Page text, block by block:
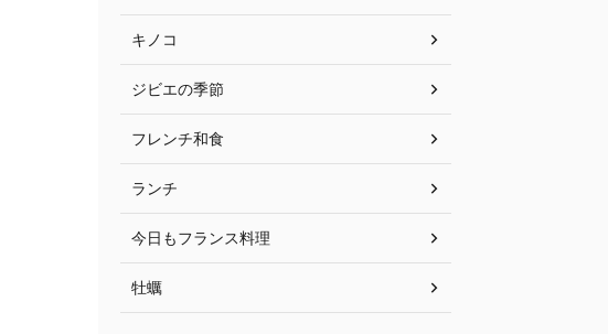
キノコ
ジビエの季節
フレンチ和食
ランチ
今日もフランス料理
牡蠣